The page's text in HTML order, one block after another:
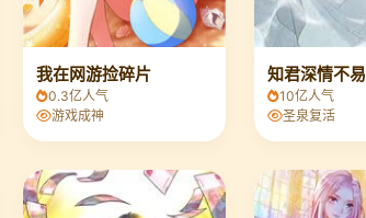
我在网游捡碎片
0.3亿人气
游戏成神
知君深情不易
10亿人气
圣泉复活